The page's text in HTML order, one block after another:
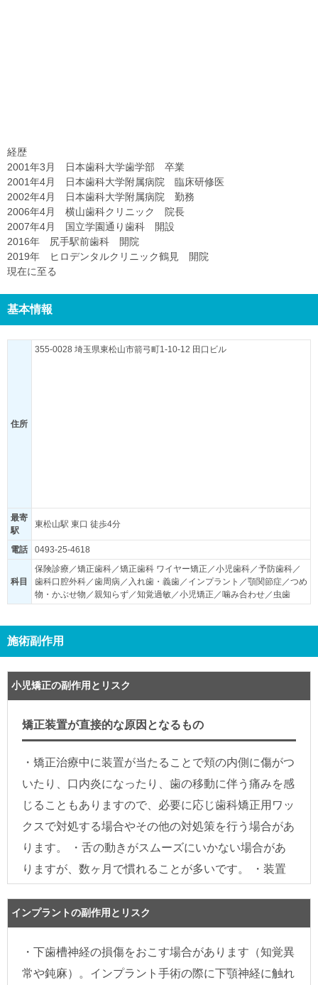
経歴
2001年3月 日本歯科大学歯学部 卒業
2001年4月 日本歯科大学附属病院 臨床研修医
2002年4月 日本歯科大学附属病院 勤務
2006年4月 横山歯科クリニック 院長
2007年4月 国立学園通り歯科 開設
2016年 尻手駅前歯科 開院
2019年 ヒロデンタルクリニック鶴見 開院
現在に至る
基本情報
住所
355-0028 埼玉県東松山市箭弓町1-10-12 田口ビル
最寄
駅
東松山駅 東口 徒歩4分
電話 0493-25-4618
科目
保険診療／矯正歯科／矯正歯科 ワイヤー矯正／小児歯科／予防歯科／
歯科口腔外科／歯周病／入れ歯・義歯／インプラント／顎関節症／つめ
物・かぶせ物／親知らず／知覚過敏／小児矯正／噛み合わせ／虫歯
施術副作用